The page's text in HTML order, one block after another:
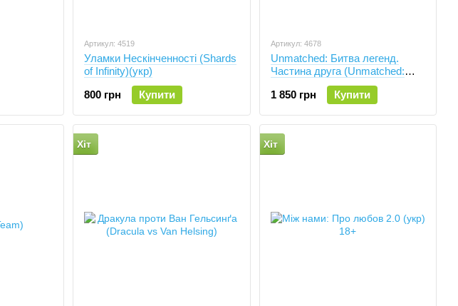
Артикул: 4519
Уламки Нескінченності (Shards
of Infinity)(укр)
800 грн
Купити
Артикул: 4678
Unmatched: Битва легенд.
Частина друга (Unmatched:
Battle of Legends, Volume Two)
1 850 грн
Купити
Хіт Хіт